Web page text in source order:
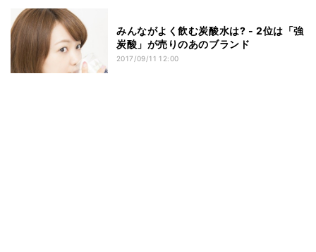
みんながよく飲む炭酸水は? - 2位は「強
炭酸」が売りのあのブランド
2017/09/11 12:00